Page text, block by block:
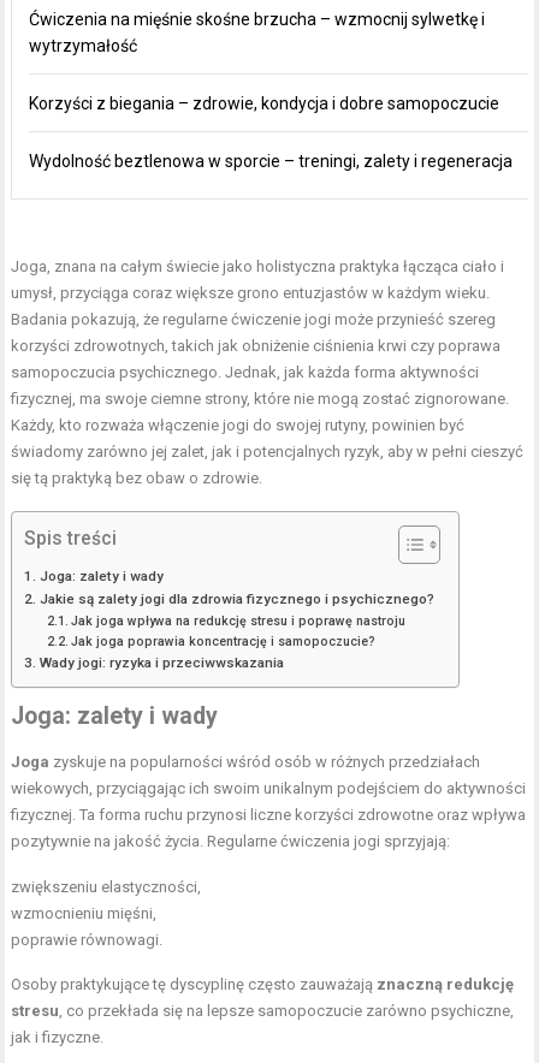
Ćwiczenia na mięśnie skośne brzucha – wzmocnij sylwetkę i
wytrzymałość
Korzyści z biegania – zdrowie, kondycja i dobre samopoczucie
Wydolność beztlenowa w sporcie – treningi, zalety i regeneracja
Joga, znana na całym świecie jako holistyczna praktyka łącząca ciało i
umysł, przyciąga coraz większe grono entuzjastów w każdym wieku.
Badania pokazują, że regularne ćwiczenie jogi może przynieść szereg
korzyści zdrowotnych, takich jak obniżenie ciśnienia krwi czy poprawa
samopoczucia psychicznego . Jednak, jak każdaforma aktywności
fizycznej, ma swoje ciemne strony, które nie mogą zostać zignorowane.
Każdy, kto rozważa włączenie jogi do swojej rutyny, powinien być
świadomy zarówno jej zalet, jak i potencjalnych ryzyk, aby w pełni cieszyć
się tą praktyką bez obaw o zdrowie.
Spis treści
Joga: zalety i wady
Jakie są zalety jogi dla zdrowia fizycznego i psychicznego?
Jak joga wpływa na redukcję stresu i poprawę nastroju
Jak joga poprawia koncentrację i samopoczucie?
Wady jogi: ryzyka i przeciwwskazania
Joga: zalety i wady
Joga zyskuje na popularności wśród osób w różnych przedziałach
wiekowych, przyciągając ich swoim unikalnym podejściem do aktywności
fizycznej. Ta forma ruchu przynosi liczne korzyści zdrowotne oraz wpływa
pozytywnie na jakość życia. Regularne ćwiczenia jogi sprzyjają:
zwiększeniu elastyczności,
wzmocnieniu mięśni,
poprawie równowagi.
Osoby praktykujące tę dyscyplinę często zauważają znaczną redukcję
stresu , co przekłada się na lepsze samopoczucie zarówno psychiczne,
jak i fizyczne.